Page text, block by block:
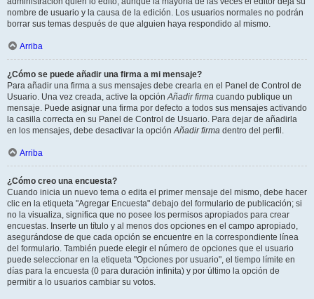
nombre de usuario y la causa de la edición. Los usuarios normales no podrán
borrar sus temas después de que alguien haya respondido al mismo.
Arriba
¿Cómo se puede añadir una firma a mi mensaje?
Para añadir una firma a sus mensajes debe crearla en el Panel de Control de
Usuario. Una vez creada, active la opciónAñadir firma cuando publique un
mensaje. Puede asignar una firma por defecto a todos sus mensajes activando
la casilla correcta en su Panel de Control de Usuario. Para dejar de añadirla
en los mensajes, debe desactivar la opciónAñadir firma dentro del perfil.
Arriba
¿Cómo creo una encuesta?
Cuando inicia un nuevo tema o edita el primer mensaje del mismo, debe hacer
clic en la etiqueta "Agregar Encuesta" debajo del formulario de publicación; si
no la visualiza, significa que no posee los permisos apropiados para crear
encuestas. Inserte un título y al menos dos opciones en el campo apropiado,
asegurándose de que cada opción se encuentre en la correspondiente línea
del formulario. También puede elegir el número de opciones que el usuario
puede seleccionar en la etiqueta "Opciones por usuario", el tiempo límite en
días para la encuesta (0 para duración infinita) y por último la opción de
permitir a lo usuarios cambiar su votos.